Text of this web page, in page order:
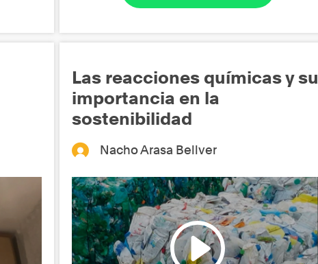
Las reacciones químicas y su
importancia en la
sostenibilidad
Nacho Arasa Bellver